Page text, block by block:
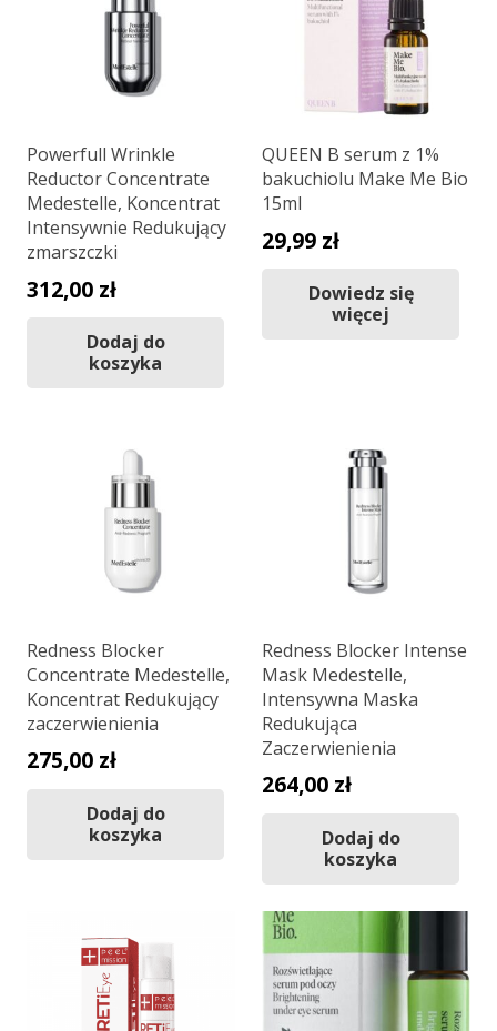
Powerfull Wrinkle
Reductor Concentrate
Medestelle, Koncentrat
Intensywnie Redukujący
zmarszczki
312,00 zł
Dodaj do
koszyka
QUEEN B serum z 1%
bakuchiolu Make Me Bio
15ml
29,99 zł
Dowiedz się
więcej
Redness Blocker
Concentrate Medestelle,
Koncentrat Redukujący
zaczerwienienia
275,00 zł
Dodaj do
koszyka
Redness Blocker Intense
Mask Medestelle,
Intensywna Maska
Redukująca
Zaczerwienienia
264,00 zł
Dodaj do
koszyka